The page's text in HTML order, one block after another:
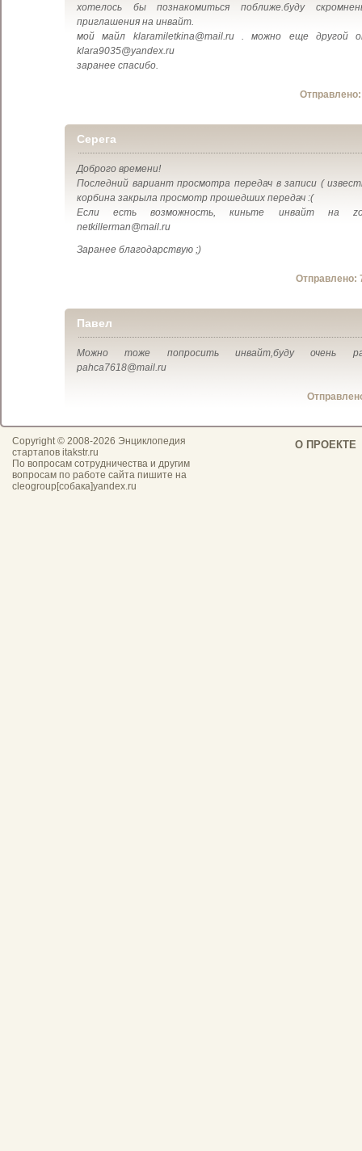
хотелось бы познакомиться поближе.буду
приглашения на инвайт.
мой майл klaramiletkina@mail.ru . можно еще другой
klara9035@yandex.ru
заранее спасибо.
Серега
Доброго времени!
Последний вариант просмотра передач в записи (
корбина закрыла просмотр прошедших передач :(
Если есть возможность, киньте инвайт на
netkillerman@mail.ru
Заранее благодарствую ;)
Отправлено:
Павел
Можно тоже попросить инвайт,буду очень
pahca7618@mail.ru
Copyright © 2008-2026 Энциклопедия
стартапов itakstr.ru
По вопросам сотрудничества и другим
вопросам по работе сайта пишите на
cleogroup[собака]yandex.ru
О ПРОЕКТЕ